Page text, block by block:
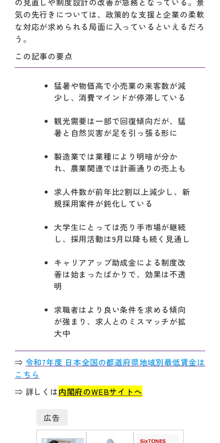
気の先行きについては、政策的な支援と企業の柔軟
な対応が求められる局面に入っているといえるだろ
う。
この記事の要点
猛暑や物価高で小売業の来客数が減
少し、消費マインドが停滞している
観光需要は一部で回復傾向だが、猛
暑と自然災害が足を引っ張る形に
製造業では業種により明暗が分か
れ、農業関連では計画通りの売上も
求人件数が前年比2割以上減少し、新
規採用案件が鈍化している
大学生にとっては売り手市場が継続
し、採用活動は9月以降も続く見通し
キャリアアップ助成金による制度改
善は始まったばかりで、効果は不透
明
求職者はより良い条件を求める傾向
が強まり、求人とのミスマッチが拡
大中
⇒ 令和7年度 日本全国の都道府県地域別最低賃金は
こちら
⇒ 詳しくは内閣府のWEBサイトへ
広告